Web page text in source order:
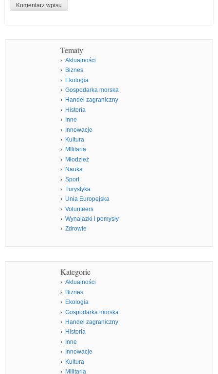
Tematy
Aktualności
Biznes
Ekologia
Gospodarka morska
Handel zagraniczny
Historia
Inne
Innowacje
Kultura
MIlitaria
Młodzież
Nauka
Sport
Turystyka
Unia Europejska
Volunteers
Wynalazki i pomysły
Zdrowie
Kategorie
Aktualności
Biznes
Ekologia
Gospodarka morska
Handel zagraniczny
Historia
Inne
Innowacje
Kultura
MIlitaria